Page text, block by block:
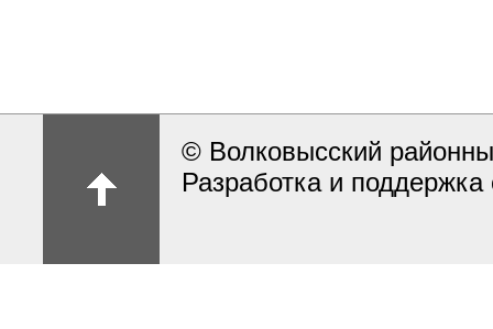
© Волковысский
Разработка и поддержка